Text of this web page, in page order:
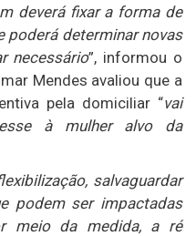
deverá fixar a forma de
poderá determinar novas
necessário”, informou o
Mendes avaliou que a
pela domiciliar “vai
à mulher alvo da
salvaguardar
podem ser impactadas
meio da medida, a ré